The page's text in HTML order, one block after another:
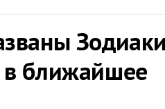
в ближайшее